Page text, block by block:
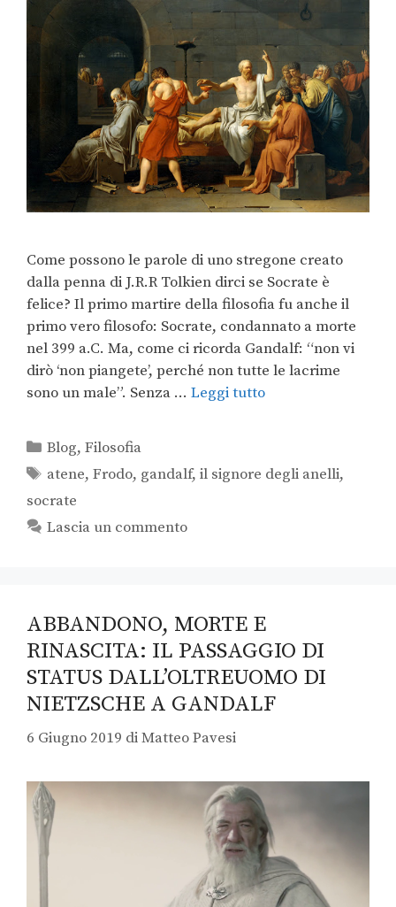
Come possono le parole di uno stregone creato
dalla penna di J.R.R Tolkien dirci se Socrate è
felice? Il primo martire della filosofia fu anche il
primo vero filosofo: Socrate, condannato a morte
nel 399 a.C. Ma, come ci ricorda Gandalf: “non vi
dirò ‘non piangete’, perché non tutte le lacrime
sono un male”. Senza … Leggi tutto
Blog,Filosofia
atene,Frodo, gandalf,il signore degli anelli,
socrate
Lascia un commento
ABBANDONO, MORTE E
RINASCITA: IL PASSAGGIO DI
STATUS DALL’OLTREUOMO DI
NIETZSCHE A GANDALF
6 Giugno 2019 diMatteo Pavesi